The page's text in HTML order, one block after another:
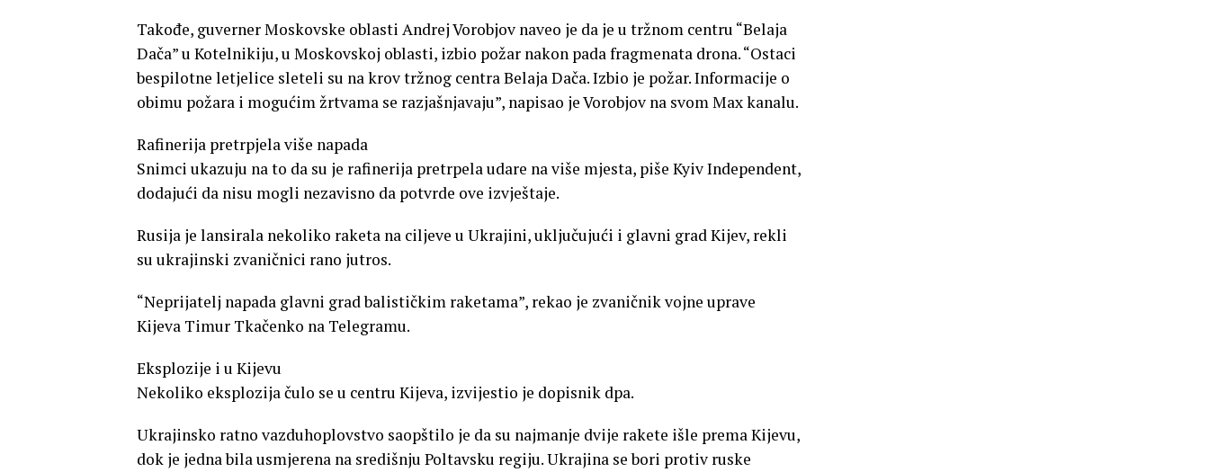
Takođe, guverner Moskovske oblasti Andrej Vorobjov naveo je da je u tržnom centru “Belaja
Dača” u Kotelnikiju, u Moskovskoj oblasti, izbio požar nakon pada fragmenata drona. “Ostaci
bespilotne letjelice sleteli su na krov tržnog centra Belaja Dača. Izbio je požar. Informacije o
obimu požara i mogućim žrtvama se razjašnjavaju”, napisao je Vorobjov na svom Max kanalu.
Rafinerija pretrpjela više napada
Snimci ukazuju na to da su je rafinerija pretrpela udare na više mjesta, piše Kyiv Independent,
dodajući da nisu mogli nezavisno da potvrde ove izvještaje.
Rusija je lansirala nekoliko raketa na ciljeve u Ukrajini, uključujući i glavni grad Kijev, rekli
su ukrajinski zvaničnici rano jutros.
“Neprijatelj napada glavni grad balističkim raketama”, rekao je zvaničnik vojne uprave
Kijeva Timur Tkačenko na Telegramu.
Eksplozije i u Kijevu
Nekoliko eksplozija čulo se u centru Kijeva, izvijestio je dopisnik dpa.
Ukrajinsko ratno vazduhoplovstvo saopštilo je da su najmanje dvije rakete išle prema Kijevu,
dok je jedna bila usmjerena na središnju Poltavsku regiju. Ukrajina se bori protiv ruske